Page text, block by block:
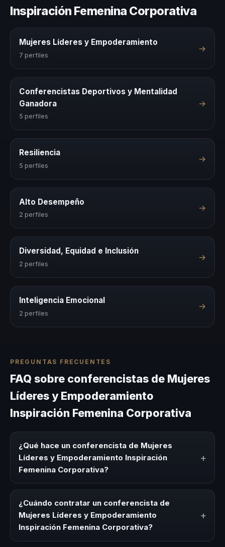
Inspiración Femenina Corporativa
Mujeres Líderes y Empoderamiento
7 perfiles
→
Conferencistas Deportivos y Mentalidad
Ganadora
5 perfiles
→
Resiliencia
5 perfiles
→
Alto Desempeño
2 perfiles
→
Diversidad, Equidad e Inclusión
2 perfiles
→
Inteligencia Emocional
2 perfiles
→
PREGUNTAS FRECUENTES
FAQ sobre conferencistas de Mujeres
Líderes y Empoderamiento
Inspiración Femenina Corporativa
¿Qué hace un conferencista de Mujeres
Líderes y Empoderamiento Inspiración
Femenina Corporativa?
+
Inspiración Femenina Corporativa es un experto que
comparte conocimiento, estrategias y experiencias sobre
este tema en eventos corporativos, convenciones y
seminarios. Su objetivo es generar reflexión, inspiración y
herramientas aplicables para la audiencia.
¿Cuándo contratar un conferencista de
Mujeres Líderes y Empoderamiento
Inspiración Femenina Corporativa?
+